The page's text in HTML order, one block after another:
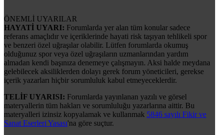
ÖNEMLİ UYARILAR
HAYATİ UYARI: Forumlarda yer alan tüm konular sadece
referans amaçlıdır ve içeriklerinde hayati risk taşıyan tehlikeli spor
ve benzeri özel uğraşılar olabilir. Lütfen forumlarda okumuş
olduğunuz spor veya özel uğraşıların uzmanlarından yardım
almadan kendi başınıza denemeye çalışmayın. Aksi halde meydana
gelebilecek aksiliklerden dolayı gerek forum yöneticileri, gerekse
içerik yazarları hiçbir sorumluluk kabul etmeyeceklerdir.
TELİF UYARISI: Forumlarda yayınlanan yazılı ve görsel
materyallerin tüm hakları ve sorumluluğu yazarlarına aittir. Bu
materyalleri izinsiz kopyalamak ve kullanmak 5846 sayılı Fikir ve
Sanat Eserleri Yasası'na göre suçtur.